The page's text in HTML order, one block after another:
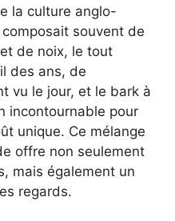
la culture anglo-
composait souvent de
de noix, le tout
des ans, de
vu le jour, et le bark à
incontournable pour
unique. Ce mélange
offre non seulement
mais également un
regards.